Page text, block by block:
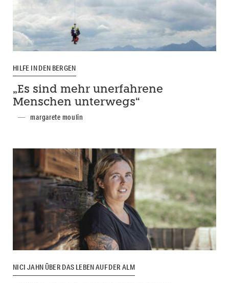
HILFE IN DEN BERGEN
„Es sind mehr unerfahrene
Menschen unterwegs“
margarete moulin
NICI JAHN ÜBER DAS LEBEN AUF DER ALM